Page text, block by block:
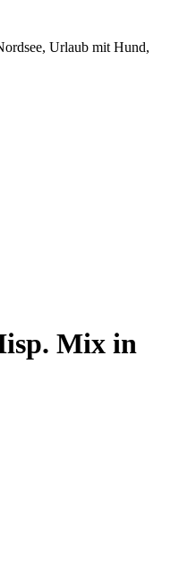
Urlaub mit Hund,
Mix in